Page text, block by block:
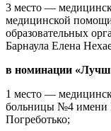
3 место —
медицинской
образовательных
Барнаула Елена
в номинации
1 место —
больницы №4 имени
Погреботько;